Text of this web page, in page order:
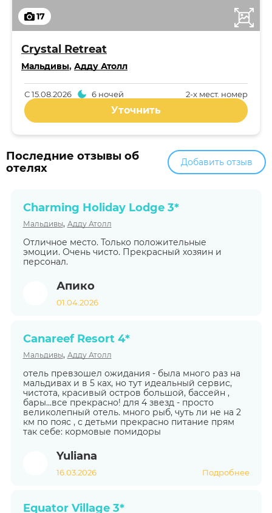
17
Crystal Retreat
Мальдивы, Адду Атолл
2-x мест. номер
С15.08.2026 6 ночей
Уточнить
Последние отзывы об
отелях
Добавить отзыв
Charming Holiday Lodge 3*
Мальдивы, Адду Атолл
Отличное место. Только положительные
эмоции. Очень чисто. Прекрасный хозяин и
персонал.
Апико
01.04.2026
Canareef Resort 4*
Мальдивы, Адду Атолл
отель превзошел ожидания - была много раз на
мальдивах и в 5 ках, но тут идеальный сервис,
чистота, красивый остров большой, бассейн ,
бары...все прекрасно! для 4 звезд - просто
великолепный отель. много рыб, чуть ли не на 2
км по пояс , с детьми прекрасно питание прям
так себе: кормовые помидоры
Yuliana
16.03.2026 Подробнее
Equator Village 3*